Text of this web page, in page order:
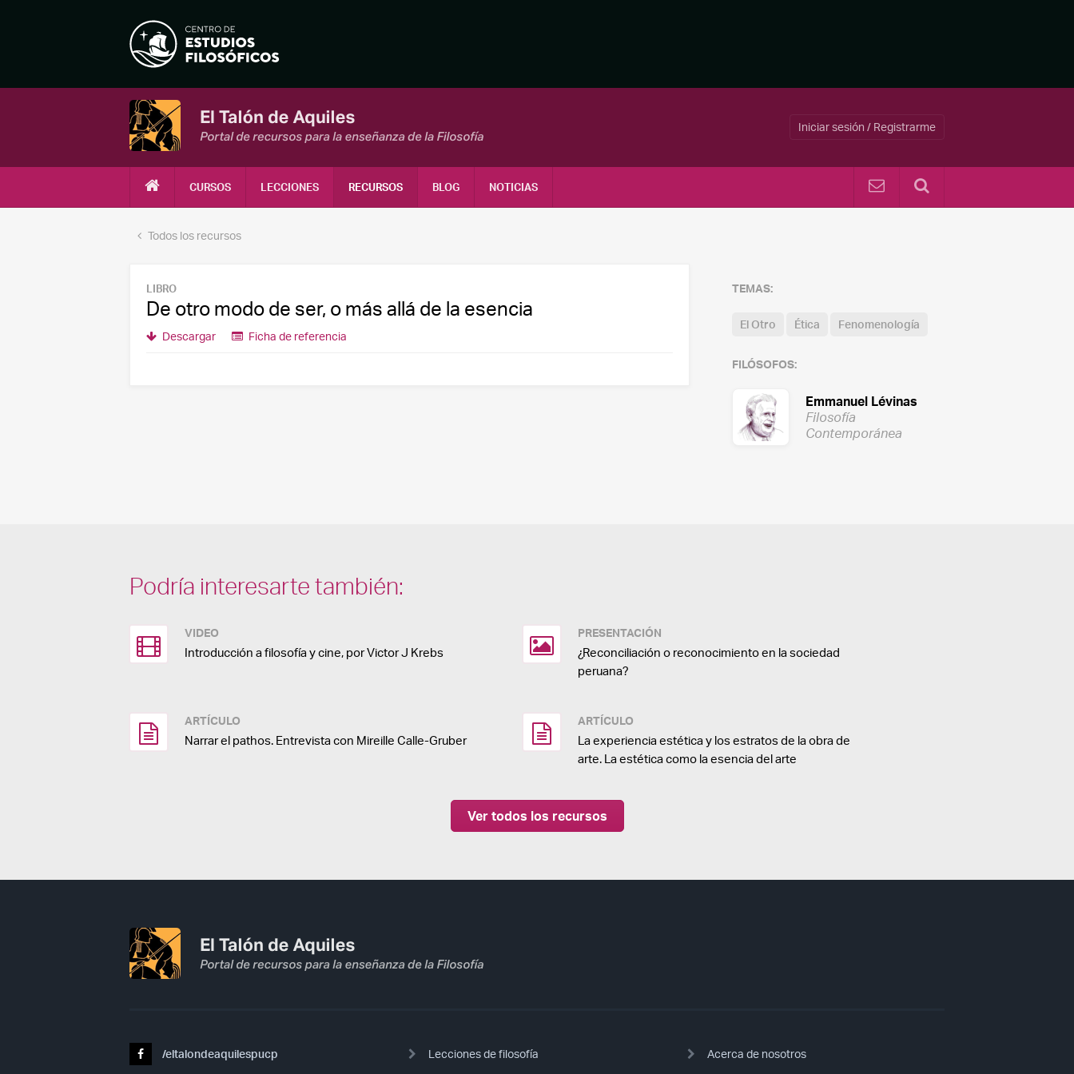
Iniciar sesión / Registrarme
CURSOS LECCIONES RECURSOS BLOG NOTICIAS
Todos los recursos
LIBRO
De otro modo de ser, o más allá de la esencia
Descargar Ficha de referencia
TEMAS:
El Otro Ética Fenomenología
FILÓSOFOS:
Emmanuel Lévinas
Filosofía
Contemporánea
Podría interesarte también:
VIDEO
Introducción a filosofía y cine, por Victor J Krebs
PRESENTACIÓN
¿Reconciliación o reconocimiento en la sociedad
peruana?
ARTÍCULO
Narrar el pathos. Entrevista con Mireille Calle-Gruber
ARTÍCULO
La experiencia estética y los estratos de la obra de
arte. La estética como la esencia del arte
Ver todos los recursos
/eltalondeaquilespucp Lecciones de filosofía Acerca de nosotros